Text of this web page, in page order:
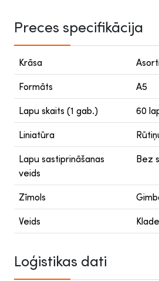
Preces specifikācija
Krāsa
Formāts A5
Lapu skaits (1 gab.) 60
Liniatūra
Lapu sastiprināšanas
veids
Bez
Zīmols
Veids
Loģistikas dati